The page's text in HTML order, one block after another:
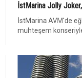
İstMarina Jolly Joker,
İstMarina AVM'de
muhteşem konseriyle